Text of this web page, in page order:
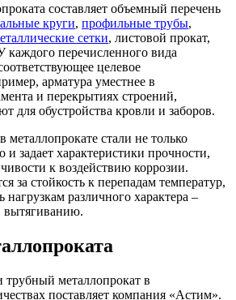
медная
Круг
бронзовый
(пруток)
Олово,
cвинец,
цинк,
нихром
стальные
Труба ВГП
БУ металл
БУ трубы
Хомуты
стальные
составляет объемный перечень
круги, профильные трубы,
сетки, листовой прокат,
каждого перечисленного вида
целевое
арматура уместнее в
и перекрытиях строений,
для обустройства кровли и заборов.
металлопрокате стали не только
задает характеристики прочности,
к воздействию коррозии.
за стойкость к перепадам температур,
нагрузкам различного характера –
вытягиванию.
трубный металлопрокат в
поставляет компания «Астим».